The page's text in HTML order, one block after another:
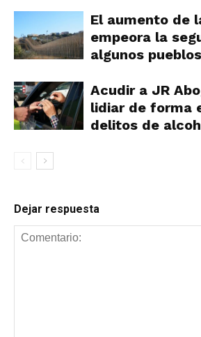
El aumento de
empeora la
algunos pueblos
Acudir a JR
lidiar de forma
delitos de
Dejar respuesta